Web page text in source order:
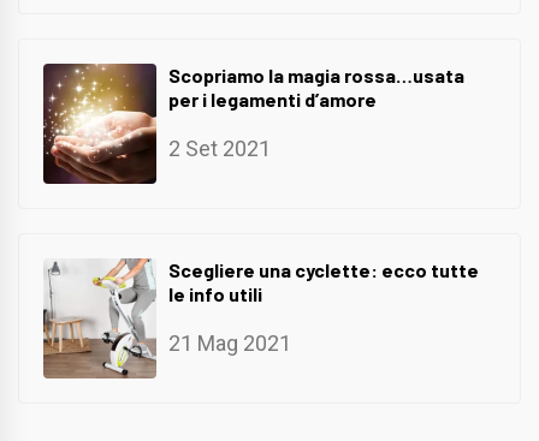
Scopriamo la magia rossa…usata
per i legamenti d’amore
2 Set 2021
Scegliere una cyclette: ecco tutte
le info utili
21 Mag 2021